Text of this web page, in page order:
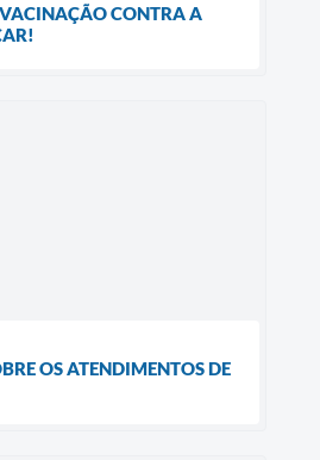
CONTRA A
OS ATENDIMENTOS DE